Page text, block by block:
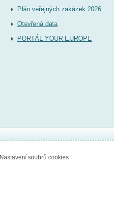
Plán veřejných zakázek 2026
Otevřená data
PORTÁL YOUR EUROPE
Nastavení soubrů cookies